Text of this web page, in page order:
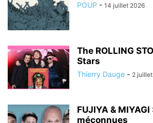
POUP - 14 juillet 2026
The ROLLING
Stars
Thierry Dauge - 2
FUJIYA &
méconnues